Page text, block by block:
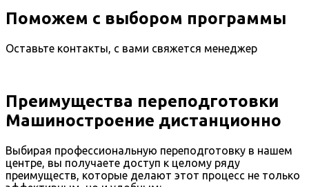
Поможем с выбором программы
Оставьте контакты, с вами свяжется менеджер
Преимущества переподготовки
Машиностроение дистанционно
Выбирая профессиональную переподготовку в нашем
центре, вы получаете доступ к целому ряду
преимуществ, которые делают этот процесс не только